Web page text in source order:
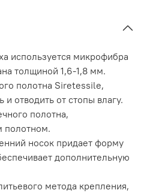
используется микрофибра
толщиной 1,6-1,8 мм.
полотна Siretessile,
и отводить от стопы влагу.
полотна,
полотном.
носок придает форму
дополнительную
метода крепления,